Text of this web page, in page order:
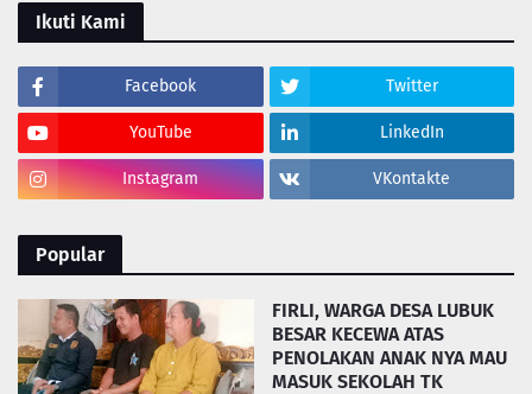
Ikuti Kami
Facebook Twitter
YouTube LinkedIn
Instagram VKontakte
Popular
FIRLI, WARGA DESA LUBUK
BESAR KECEWA ATAS
PENOLAKAN ANAK NYA MAU
MASUK SEKOLAH TK